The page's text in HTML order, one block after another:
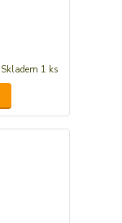
Skladem 1 ks